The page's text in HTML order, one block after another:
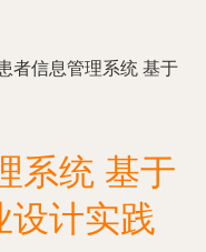
者信息管理系统 基于
系统 基于
设计实践